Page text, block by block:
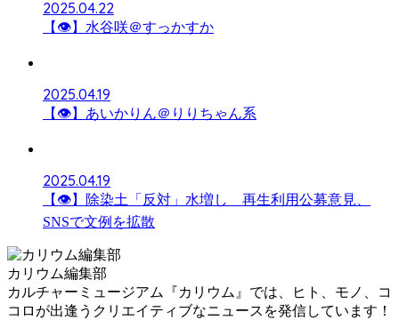
2025.04.22
【👁】水谷咲＠すっかすか
2025.04.19
【👁】あいかりん＠りりちゃん系
2025.04.19
【👁】除染土「反対」水増し 再生利用公募意見、
SNSで文例を拡散
カリウム編集部
カルチャーミュージアム『カリウム』では、ヒト、モノ、コ
コロが出逢うクリエイティブなニュースを発信しています！